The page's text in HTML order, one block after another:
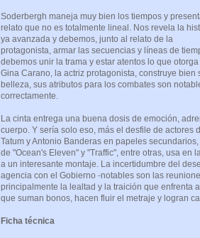
Soderbergh maneja muy bien los tiempos y
relato que no es totalmente lineal. Nos revela la
ya avanzada y debemos, junto al relato de la
protagonista, armar las secuencias y líneas de
debemos unir la trama y estar atentos lo que
Gina Carano, la actriz protagonista, construye
belleza, sus atributos para los combates son
correctamente.
La cinta entrega una buena dosis de emoción,
cuerpo. Y sería solo eso, más el desfile de actores
Tatum y Antonio Banderas en papeles
de "Ocean's Eleven" y "Traffic", entre otras, usa en
a un interesante montaje. La incertidumbre del
agencia con el Gobierno -notables son las
principalmente la lealtad y la traición que enfrenta
que suman bonos, hacen fluir el metraje y logran
Ficha técnica